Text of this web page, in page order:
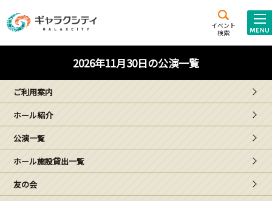
イベント
検索
施設案内
西新井
文化ホール
ギャラクシティとは
こどもみーてぃんぐ
Gがくえん
2026年11月30日の公演一覧
ご利用案内
ホール紹介
公演一覧
ホール施設貸出一覧
友の会